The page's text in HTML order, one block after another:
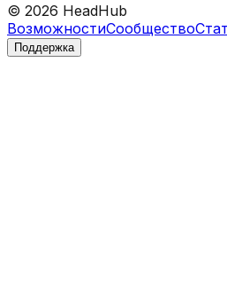
© 2026 HeadHub
ВозможностиСообщество
Поддержка